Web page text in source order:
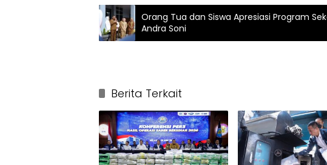
Orang Tua dan Siswa Apresiasi Program
Andra Soni
Berita Terkait